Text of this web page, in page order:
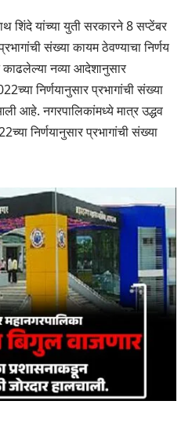
शिंदे यांच्या युती सरकारने 8 सप्टेंबर
संख्या कायम ठेवण्याचा निर्णय
काढलेल्या नव्या आदेशानुसार
निर्णयानुसार प्रभागांची संख्या
आहे. नगरपालिकांमध्ये मात्र उद्धव
निर्णयानुसार प्रभागांची संख्या